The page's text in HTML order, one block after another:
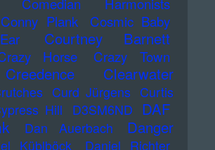
Comedian Harmonists
Conny Plank
Cosmic Baby
Courtney Barnett
Horse Crazy Town
Creedence Clearwater
Curd Jürgens Curtis
Hill D3SM6ND DAF
Dan Auerbach
Danger
Küblböck
Daniel Richter